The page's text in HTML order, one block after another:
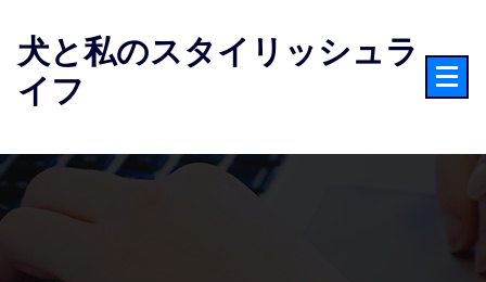
ス
ッ
犬と私のスタイリッシュラ
イフ